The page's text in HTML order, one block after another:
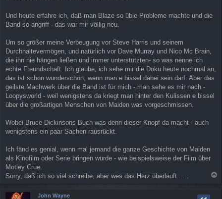
Und heute erfahre ich, daß man Blaze so üble Probleme machte und die
Band so angriff - das war mir völlig neu.
Um so größer meine Verbeugung vor Steve Harris und seinem
Durchhaltevermögen, und natürlich vor Dave Murray und Nico Mc Brain,
die ihn nie hängen ließen und immer unterstützten- so was nenne ich
echte Freundschaft. Ich glaube, ich sehe mir die Doku heute nochmal an,
das ist schon wunderschön, wenn man e bissel dabei sein darf. Aber das
geilste Machwerk über die Band ist für mich - man sehe es mir nach -
Loopysworld - weil wenigstens da kriegt man hinter den Kulissen e bissel
über die großartigen Menschen von Maiden was vorgeschmissen.
Wobei Bruce Dickinsons Buch was denn dieser Knopf da macht - auch
wenigstens ein paar Sachen rausrückt.
Ich fänd es genial, wenn mal jemand die ganze Geschichte von Maiden
als Kinofilm oder Serie bringen würde - wie beispielsweise der Film über
Motley Crue.
Sorry, daß ich so viel schreibe, aber wes das Herz überläuft......
a
John Wayne